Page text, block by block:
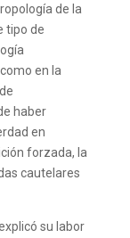
de la
tipo de
en la
haber
en
forzada, la
cautelares
su labor